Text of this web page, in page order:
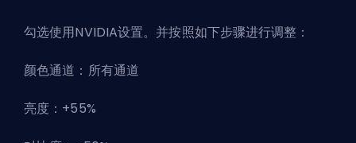
勾选使用NVIDIA设置。并按照如下步骤进行调整：
颜色通道：所有通道
亮度：+55%